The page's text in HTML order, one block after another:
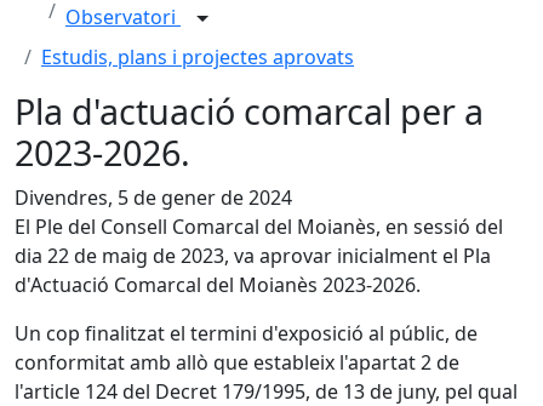
Observatori
Estudis, plans i projectes aprovats
Pla d'actuació comarcal per a
2023-2026.
Divendres, 5 de gener de 2024
El Ple del Consell Comarcal del Moianès, en sessió del
dia 22 de maig de 2023, va aprovar inicialment el Pla
d'Actuació Comarcal del Moianès 2023-2026.
Un cop finalitzat el termini d'exposició al públic, de
conformitat amb allò que estableix l'apartat 2 de
l'article 124 del Decret 179/1995, de 13 de juny, pel qual